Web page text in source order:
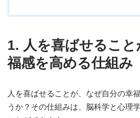
1. 人を喜ばせること
福感を高める仕組み
人を喜ばせることが、なぜ自分の幸
うか？その仕組みは、脳科学と心理